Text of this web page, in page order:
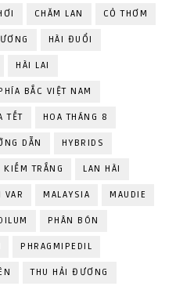
CHĂM LAN CỎ THƠM
HÀI ĐUỔI
HÀI LAI
BẮC VIỆT NAM
TẾT HOA THÁNG 8
DẪN HYBRIDS
KIẾM TRẮNG LAN HÀI
VAR MALAYSIA MAUDIE
PHÂN BÓN
PHRAGMIPEDIL
THU HẢI ĐƯƠNG